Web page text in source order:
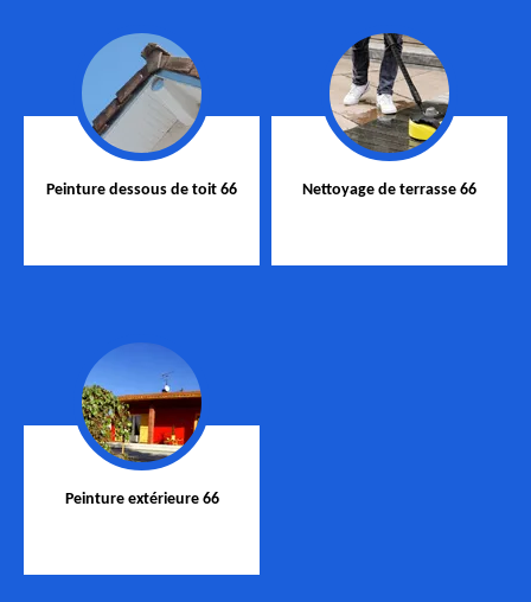
Peinture dessous de toit 66 Nettoyage de terrasse 66
Peinture extérieure 66